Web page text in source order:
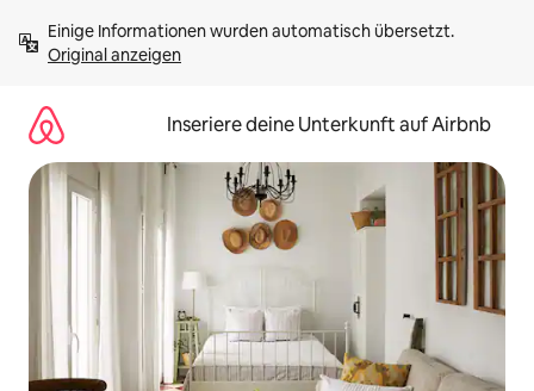
Inhalten
springenOriginal anzeigen
Inseriere deine Unterkunft auf Airbnb